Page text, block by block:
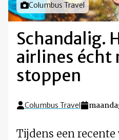
Foto door
Columbus Travel
Schandalig.
airlines écht
stoppen
Columbus Travel
Tijdens een